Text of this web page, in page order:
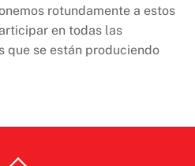
rotundamente a estos
en todas las
que se están produciendo